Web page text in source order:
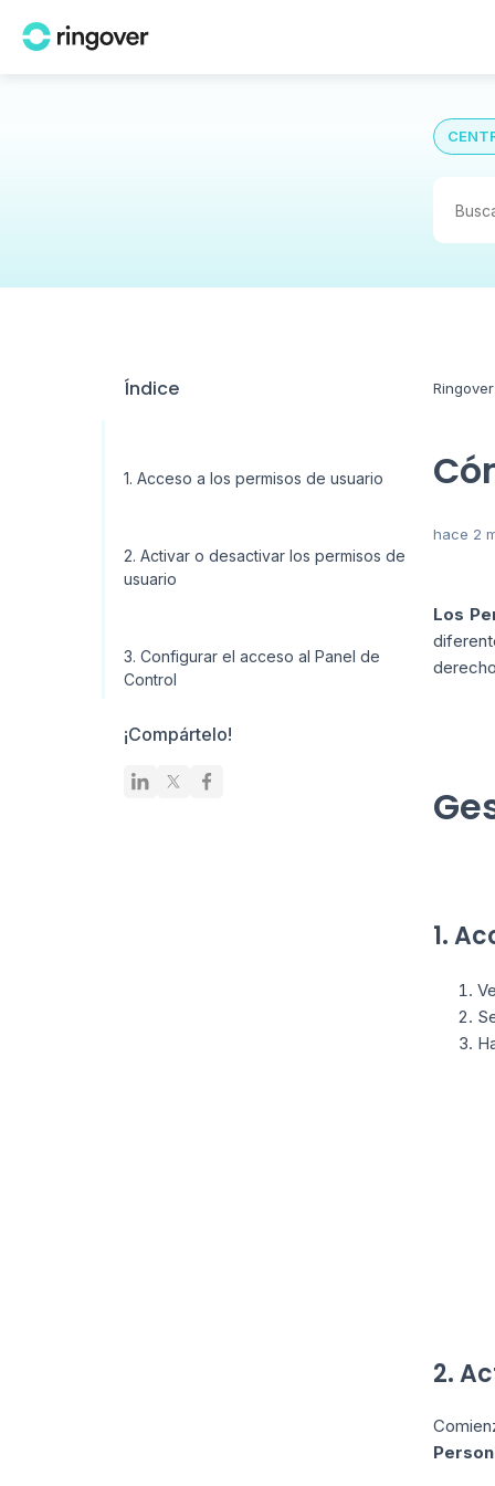
Índice
1. Acceso a los permisos de usuario
2. Activar o desactivar los permisos de
usuario
3. Configurar el acceso al Panel de
Control
¡Compártelo!
hace 2
Los
1.
2.